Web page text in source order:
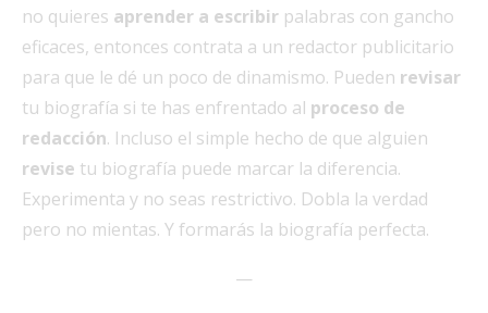
no quieres aprender a escribir palabras con gancho
eficaces, entonces contrata a un redactor publicitario
para que le dé un poco de dinamismo. Pueden revisar
tu biografía si te has enfrentado al proceso de
redacción. Incluso el simple hecho de que alguien
revise tu biografía puede marcar la diferencia.
Experimenta y no seas restrictivo. Dobla la verdad
pero no mientas. Y formarás la biografía perfecta.
—